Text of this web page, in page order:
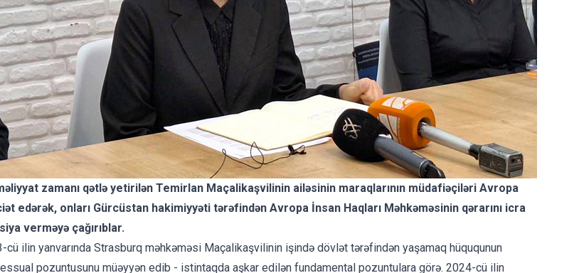
zamanı qətlə yetirilən Temirlan Maçalikaşvilinin ailəsinin maraqlarının müdafiəçiləri Avropa
edərək, onları Gürcüstan hakimiyyəti tərəfindən Avropa İnsan Haqları Məhkəməsinin qərarını icra
verməyə çağırıblar.
cü ilin yanvarında Strasburq məhkəməsi Maçalikaşvilinin işində dövlət tərəfindən yaşamaq hüququnun
pozuntusunu müəyyən edib - istintaqda aşkar edilən fundamental pozuntulara görə. 2024-cü ilin